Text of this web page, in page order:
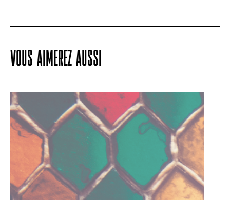
VOUS AIMEREZ AUSSI